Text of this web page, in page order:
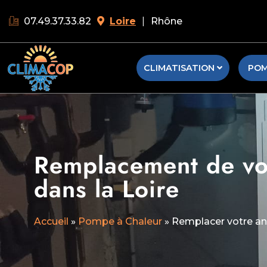
07.49.37.33.82 Loire Rhône
CLIMATISATION
Remplacement de
dans la Loire
Accueil » Pompe à Chaleur » Remplacer votre